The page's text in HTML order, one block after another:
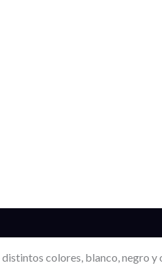
colores, blanco, negro y